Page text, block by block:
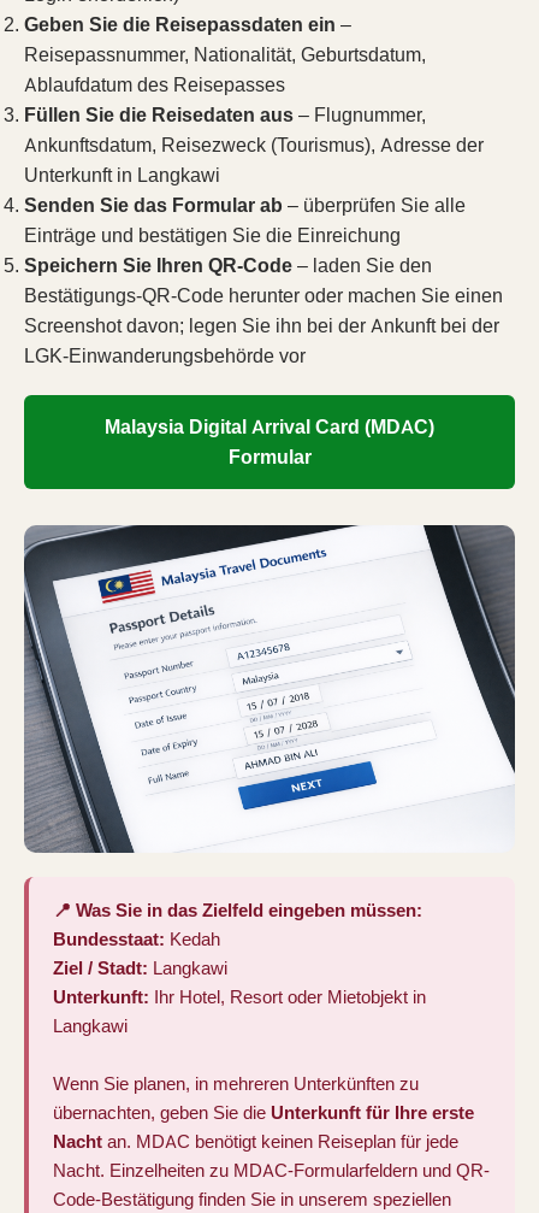
Geben Sie die Reisepassdaten ein –
Reisepassnummer, Nationalität, Geburtsdatum,
Ablaufdatum des Reisepasses
Füllen Sie die Reisedaten aus– Flugnummer,
Ankunftsdatum, Reisezweck (Tourismus), Adresse der
Unterkunft in Langkawi
Senden Sie das Formular ab – überprüfen Sie alle
Einträge und bestätigen Sie die Einreichung
Speichern Sie Ihren QR-Code– laden Sie den
Bestätigungs-QR-Code herunter oder machen Sie einen
Screenshot davon; legen Sie ihn bei der Ankunft bei der
LGK-Einwanderungsbehörde vor
Malaysia Digital Arrival Card (MDAC)
Formular
📍 Was Sie in das Zielfeld eingeben müssen:
Bundesstaat: Kedah
Ziel / Stadt: Langkawi
Unterkunft: Ihr Hotel, Resort oder Mietobjekt in
Langkawi
Wenn Sie planen, in mehreren Unterkünften zu
übernachten, geben Sie die Unterkunft für Ihre erste
Nacht an. MDAC benötigt keinen Reiseplan für jede
Nacht. Einzelheiten zu MDAC-Formularfeldern und QR-
Code-Bestätigung finden Sie in unserem speziellen